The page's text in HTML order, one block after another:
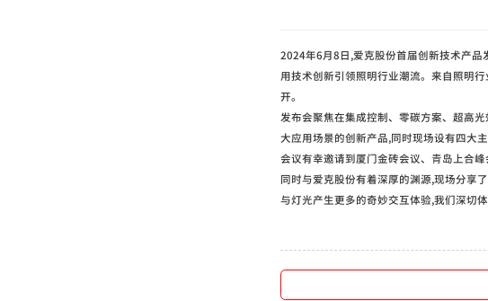
2024年6月8日,爱克股份首届创新技术产
用技术创新引领照明行业潮流。来自照明
开。
发布会聚焦在集成控制、零碳方案、超高
大应用场景的创新产品,同时现场设有四大
会议有幸邀请到厦门金砖会议、青岛上合
同时与爱克股份有着深厚的渊源,现场分享
与灯光产生更多的奇妙交互体验,我们深切